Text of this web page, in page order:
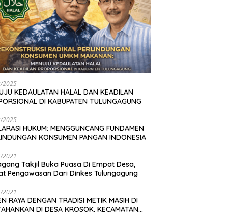
2025
KEDAULATAN HALAL DAN KEADILAN
DI KABUPATEN TULUNGAGUNG
2025
HUKUM: MENGGUNCANG FUNDAMEN
KONSUMEN PANGAN INDONESIA
2021
Takjil Buka Puasa Di Empat Desa,
Pengawasan Dari Dinkes Tulungagung
2021
RAYA DENGAN TRADISI METIK MASIH DI
DI DESA KROSOK, KECAMATAN